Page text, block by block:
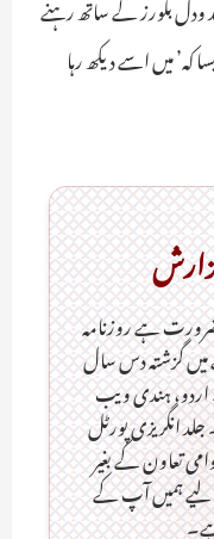
میں اسے دیکھ رہا
ہےـ روزنامہ
گزشتہ دس سال
ہندی ویب
انگریزی پورٹل
تعاون کے بغیر
لیے ہمیں آپ کے